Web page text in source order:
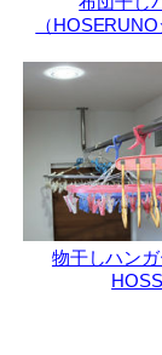
（HOSERUNO
物干しハン